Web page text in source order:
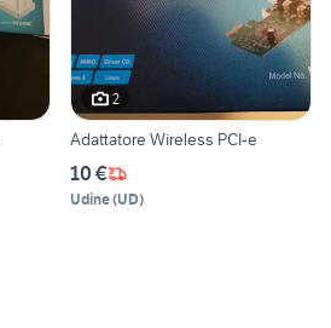
2
Adattatore Wireless PCI-e
10 €
Udine(UD)